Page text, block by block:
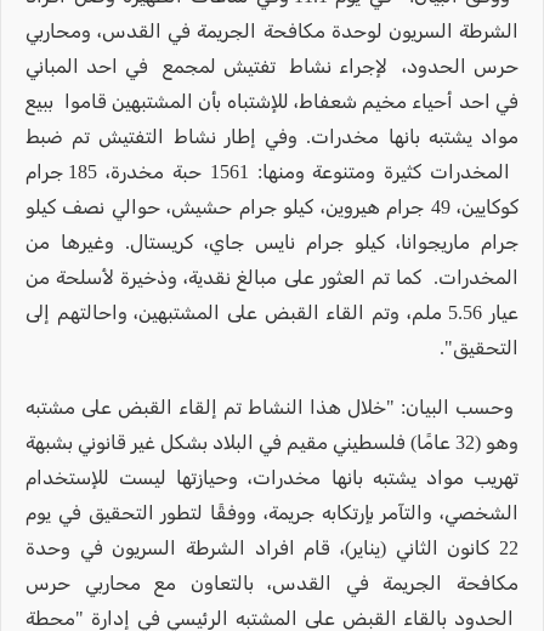
الشرطة السريون لوحدة مكافحة الجريمة في القدس، ومحاربي
حرس الحدود، لإجراء نشاط تفتيش لمجمع في احد المباني
في احد أحياء مخيم شعفاط، للإشتباه بأن المشتبهين قاموا ببيع
مواد يشتبه بانها مخدرات. وفي إطار نشاط التفتيش تم ضبط
المخدرات كثيرة ومتنوعة ومنها: 1561 حبة مخدرة، 185 جرام
كوكايين، 49 جرام هيروين، كيلو جرام حشيش، حوالي نصف كيلو
جرام ماريجوانا، كيلو جرام نايس جاي، كريستال. وغيرها من
المخدرات. كما تم العثور على مبالغ نقدية، وذخيرة لأسلحة من
عيار 5.56 ملم، وتم القاء القبض على المشتبهين، واحالتهم إلى
التحقيق".
وحسب البيان: "خلال هذا النشاط تم إلقاء القبض على مشتبه
وهو (32 عامًا) فلسطيني مقيم في البلاد بشكل غير قانوني بشبهة
تهريب مواد يشتبه بانها مخدرات، وحيازتها ليست للإستخدام
الشخصي، والتآمر بإرتكابه جريمة، ووفقًا لتطور التحقيق في يوم
22 كانون الثاني (يناير)، قام افراد الشرطة السريون في وحدة
مكافحة الجريمة في القدس، بالتعاون مع محاربي حرس
الحدود بالقاء القبض على المشتبه الرئيسي في إدارة "محطة